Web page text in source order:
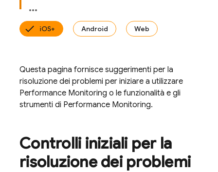
iOS+ Android Web
Questa pagina fornisce suggerimenti per la
risoluzione dei problemi per iniziare a utilizzare
Performance Monitoring o le funzionalità e gli
strumenti di Performance Monitoring.
Controlli iniziali per la
risoluzione dei problemi